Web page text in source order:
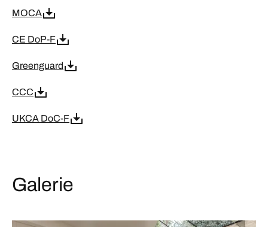
MOCA
CE DoP-F
Greenguard
CCC
UKCA DoC-F
Galerie